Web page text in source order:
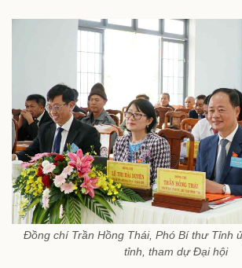
Đồng chí Trần Hồng Thái, Phó Bí thư Tỉnh
tỉnh, tham dự Đại hội